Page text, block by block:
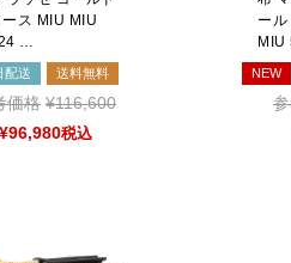
ース MIU MIU
…
配送 送料無料
価格 ¥116,600
¥96,980税込
ー
NEW